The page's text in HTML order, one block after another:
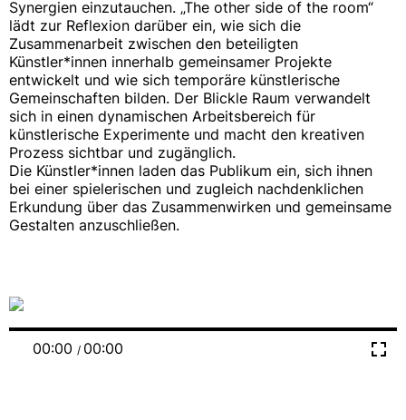
Synergien einzutauchen. „The other side of the room“
lädt zur Reflexion darüber ein, wie sich die
Zusammenarbeit zwischen den beteiligten
Künstler*innen innerhalb gemeinsamer Projekte
entwickelt und wie sich temporäre künstlerische
Gemeinschaften bilden. Der Blickle Raum verwandelt
sich in einen dynamischen Arbeitsbereich für
künstlerische Experimente und macht den kreativen
Prozess sichtbar und zugänglich.
Die Künstler*innen laden das Publikum ein, sich ihnen
bei einer spielerischen und zugleich nachdenklichen
Erkundung über das Zusammenwirken und gemeinsame
Gestalten anzuschließen.
00:00 / 00:00